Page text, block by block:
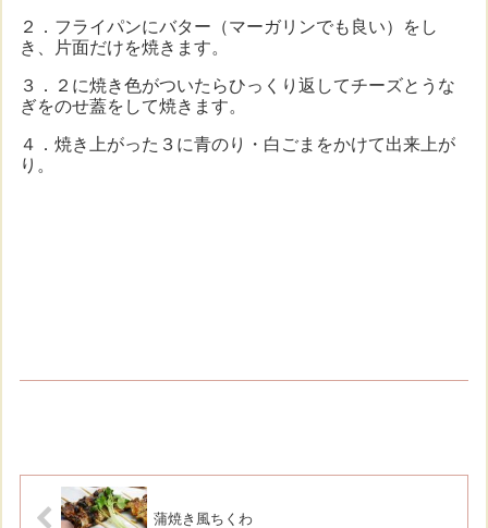
２．フライパンにバター（マーガリンでも良い）をし
き、片面だけを焼きます。
３．２に焼き色がついたらひっくり返してチーズとうな
ぎをのせ蓋をして焼きます。
４．焼き上がった３に青のり・白ごまをかけて出来上が
り。
蒲焼き風ちくわ